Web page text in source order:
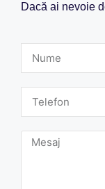
Dacă ai nevoie